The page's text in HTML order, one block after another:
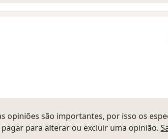
opiniões são importantes, por isso os
para alterar ou excluir uma opinião.